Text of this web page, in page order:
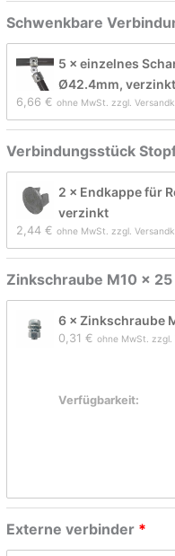
Schwenkbare
5 × einzelnes
Ø42.4mm, verzinkt
6,66 € ohne MwSt. zzgl.
Verbindungsstück
2 × Endkappe für
verzinkt
2,44 € ohne MwSt. zzgl.
Zinkschraube M10 x 25
6 × Zinkschraube
0,31 € ohne MwSt. zzgl.
Verfügbarkeit:
Externe verbinder